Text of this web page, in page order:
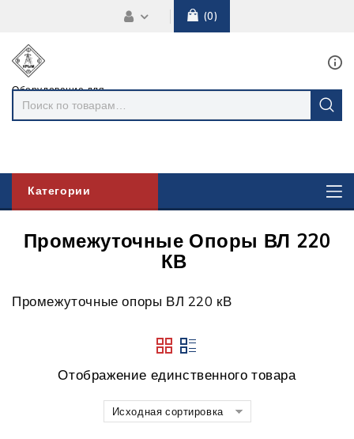
0
Оборудование для
линий
электропередач
Категории
Промежуточные Опоры ВЛ 220
КВ
Промежуточные опоры ВЛ 220 кВ
Отображение единственного товара
Исходная сортировка